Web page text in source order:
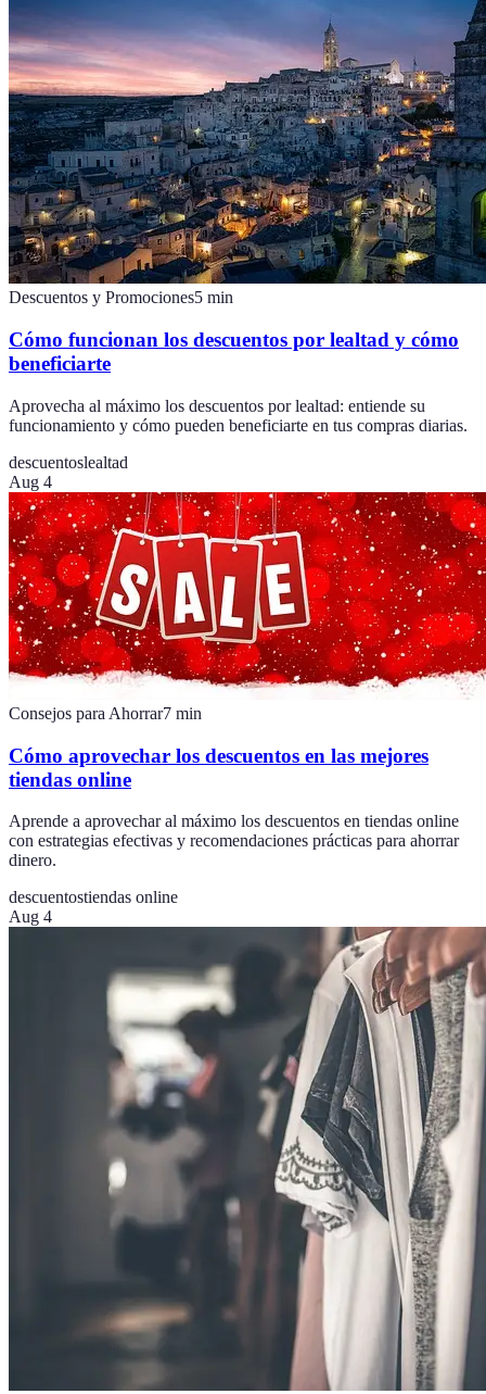
Descuentos y Promociones5 min
Cómo funcionan los descuentos por lealtad y cómo
beneficiarte
Aprovecha al máximo los descuentos por lealtad: entiende su
funcionamiento y cómo pueden beneficiarte en tus compras diarias.
descuentoslealtad
Aug 4
Consejos para Ahorrar7 min
Cómo aprovechar los descuentos en las mejores
tiendas online
Aprende a aprovechar al máximo los descuentos en tiendas online
con estrategias efectivas y recomendaciones prácticas para ahorrar
dinero.
descuentostiendas online
Aug 4